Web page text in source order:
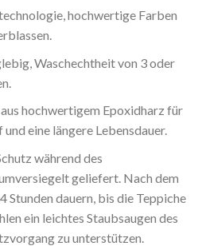
hochwertige Farben
Waschechtheit von 3 oder
hochwertigem Epoxidharz für
eine längere Lebensdauer.
während des
geliefert. Nach dem
Stunden dauern, bis die Teppiche
ein leichtes Staubsaugen des
zu unterstützen.